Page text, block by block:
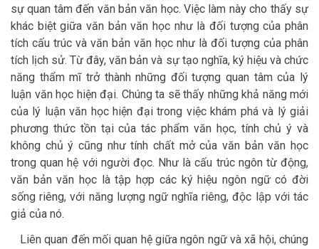
sự quan tâm đến văn bản văn học. Việc làm này cho thấy sự
khác biệt giữa văn bản văn học như là đối tượng của phân
tích cấu trúc và văn bản văn học như là đối tượng của phân
tích lịch sử. Từ đây, văn bản và sự tạo nghĩa, ký hiệu và chức
năng thẩm mĩ trở thành những đối tượng quan tâm của lý
luận văn học hiện đại. Chúng ta sẽ thấy những khả năng mới
của lý luận văn học hiện đại trong việc khám phá và lý giải
phương thức tồn tại của tác phẩm văn học, tính chủ ý và
không chủ ý cũng như tính chất mở của văn bản văn học
trong quan hệ với người đọc. Như là cấu trúc ngôn từ động,
văn bản văn học là tập hợp các ký hiệu ngôn ngữ có đời
sống riêng, với năng lượng ngữ nghĩa riêng, độc lập với tác
giả của nó.
Liên quan đến mối quan hệ giữa ngôn ngữ và xã hội, chúng